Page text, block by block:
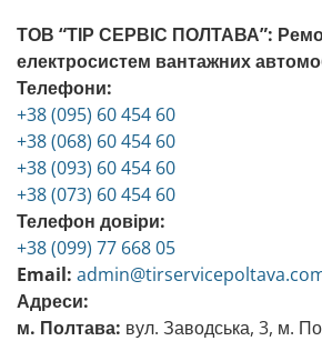
ТОВ “ТІР СЕРВІС ПОЛТАВА”:
електросистем вантажних
Телефони:
+38 (095) 60 454 60
+38 (068) 60 454 60
+38 (093) 60 454 60
+38 (073) 60 454 60
Телефон довіри:
+38 (099) 77 668 05
Email:
Адреси:
м. Полтава: вул. Заводська, 3, м.